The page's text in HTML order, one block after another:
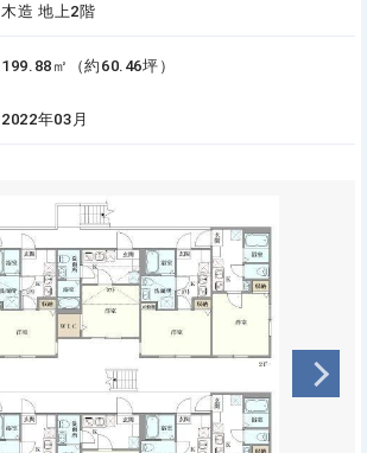
木造 地上2階
199.88㎡（約60.46坪）
2022年03月